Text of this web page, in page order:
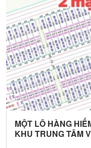
MỘT LÔ HÀNG
KHU TRUNG TÂM